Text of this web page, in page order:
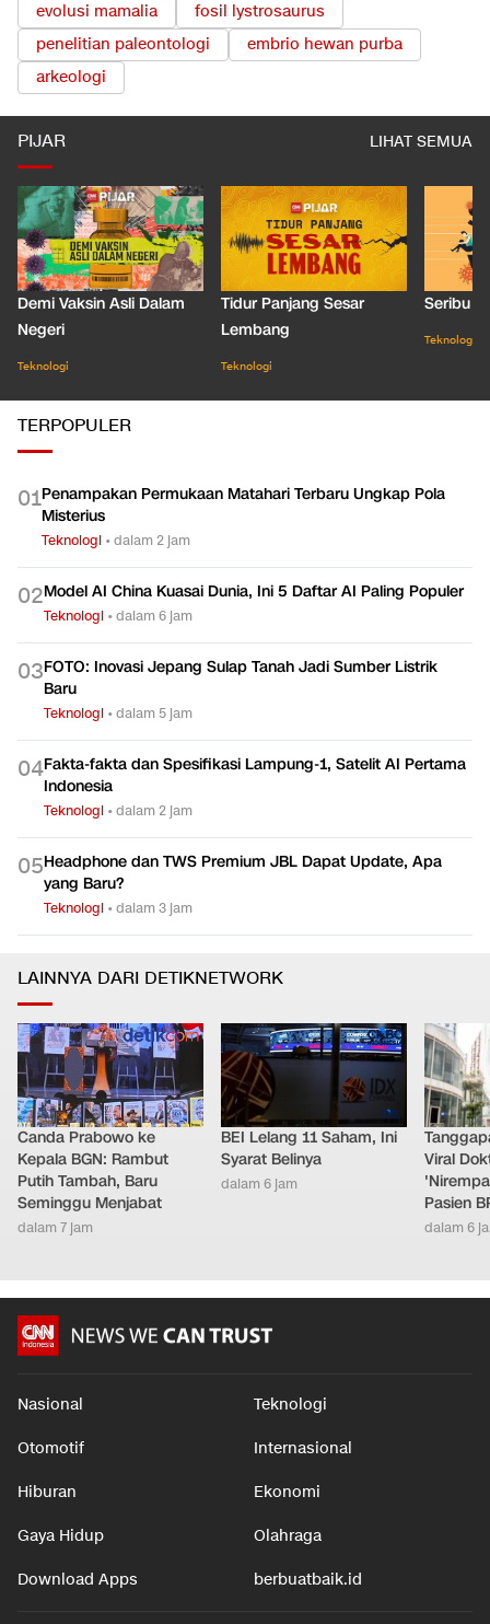
evolusi mamalia
fosil lystrosaurus
penelitian paleontologi
embrio hewan purba
arkeologi
PIJAR LIHAT SEMUA
Demi Vaksin Asli Dalam
Negeri
Teknologi
Tidur Panjang Sesar
Lembang
Teknologi
Seribu
Teknologi
TERPOPULER
01Penampakan Permukaan Matahari Terbaru Ungkap Pola
Misterius
Teknologi •dalam 2 jam
02Model AI China Kuasai Dunia, Ini 5 Daftar AI Paling Populer
Teknologi •dalam 6 jam
03FOTO: Inovasi Jepang Sulap Tanah Jadi Sumber Listrik
Baru
Teknologi •dalam 5 jam
04Fakta-fakta dan Spesifikasi Lampung-1, Satelit AI Pertama
Indonesia
Teknologi •dalam 2 jam
05Headphone dan TWS Premium JBL Dapat Update, Apa
yang Baru?
Teknologi •dalam 3 jam
LAINNYA DARI DETIKNETWORK
Canda Prabowo ke
Kepala BGN: Rambut
Putih Tambah, Baru
Seminggu Menjabat
dalam 7 jam
BEI Lelang 11 Saham, Ini
Syarat Belinya
dalam 6 jam
Viral
Pasien
dalam 6
Nasional Teknologi
Otomotif Internasional
Hiburan Ekonomi
Gaya Hidup Olahraga
Download Apps berbuatbaik.id